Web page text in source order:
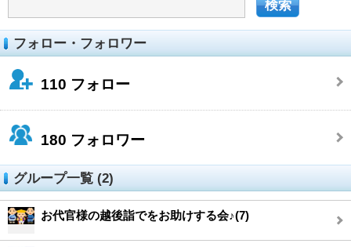
フォロー・フォロワー
110 フォロー
180 フォロワー
グループ一覧 (2)
お代官様の越後詣でをお助けする会♪(7)